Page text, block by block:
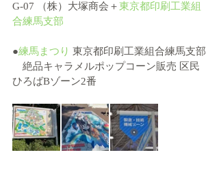
G-07 （株）大塚商会＋東京都印刷工業組
合練馬支部
●練馬まつり 東京都印刷工業組合練馬支部
絶品キャラメルポップコーン販売 区民
ひろばBゾーン2番